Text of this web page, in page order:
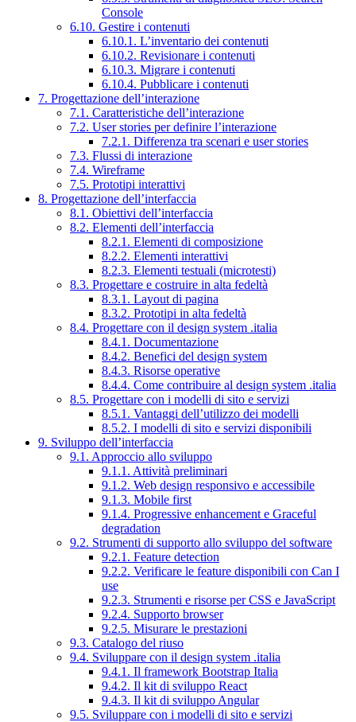
Console
6.10. Gestire i contenuti
6.10.1. L’inventario dei contenuti
6.10.2. Revisionare i contenuti
6.10.3. Migrare i contenuti
6.10.4. Pubblicare i contenuti
7. Progettazione dell’interazione
7.1. Caratteristiche dell’interazione
7.2. User stories per definire l’interazione
7.2.1. Differenza tra scenari e user stories
7.3. Flussi di interazione
7.4. Wireframe
7.5. Prototipi interattivi
8. Progettazione dell’interfaccia
8.1. Obiettivi dell’interfaccia
8.2. Elementi dell’interfaccia
8.2.1. Elementi di composizione
8.2.2. Elementi interattivi
8.2.3. Elementi testuali (microtesti)
8.3. Progettare e costruire in alta fedeltà
8.3.1. Layout di pagina
8.3.2. Prototipi in alta fedeltà
8.4. Progettare con il design system .italia
8.4.1. Documentazione
8.4.2. Benefici del design system
8.4.3. Risorse operative
8.4.4. Come contribuire al design system .italia
8.5. Progettare con i modelli di sito e servizi
8.5.1. Vantaggi dell’utilizzo dei modelli
8.5.2. I modelli di sito e servizi disponibili
9. Sviluppo dell’interfaccia
9.1. Approccio allo sviluppo
9.1.1. Attività preliminari
9.1.2. Web design responsivo e accessibile
9.1.3. Mobile first
9.1.4. Progressive enhancement e Graceful
degradation
9.2. Strumenti di supporto allo sviluppo del software
9.2.1. Feature detection
9.2.2. Verificare le feature disponibili con Can I
use
9.2.3. Strumenti e risorse per CSS e JavaScript
9.2.4. Supporto browser
9.2.5. Misurare le prestazioni
9.3. Catalogo del riuso
9.4. Sviluppare con il design system .italia
9.4.1. Il framework Bootstrap Italia
9.4.2. Il kit di sviluppo React
9.4.3. Il kit di sviluppo Angular
9.5. Sviluppare con i modelli di sito e servizi